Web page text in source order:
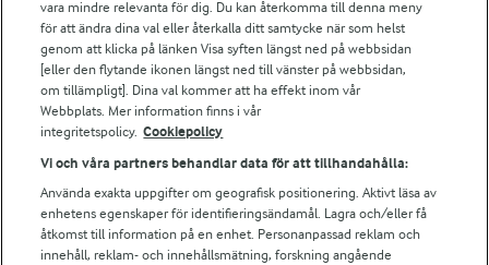
Bildbank
Följ oss
vara mindre relevanta för dig. Du kan återkomma till denna meny
för att ändra dina val eller återkalla ditt samtycke när som helst
genom att klicka på länken Visa syften längst ned på webbsidan
[eller den flytande ikonen längst ned till vänster på webbsidan,
om tillämpligt]. Dina val kommer att ha effekt inom vår
Webbplats. Mer information finns i vår
integritetspolicy. Cookiepolicy
Vi och våra partners behandlar data för att tillhandahålla:
Använda exakta uppgifter om geografisk positionering. Aktivt läsa av
enhetens egenskaper för identifieringsändamål. Lagra och/eller få
åtkomst till information på en enhet. Personanpassad reklam och
innehåll, reklam- och innehållsmätning, forskning angående